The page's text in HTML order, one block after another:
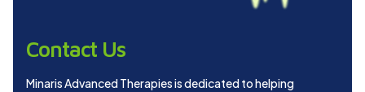
Contact Us
Minaris Advanced Therapies is dedicated to helping